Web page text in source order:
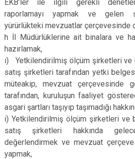
EKB’ler ile ilgili gerekli
raporlamayı yapmak ve gelen
yürürlükteki mevzuatlar çerçevesinde
h İl Müdürlüklerine ait binalara ve
hazırlamak,
ı) Yetkilendirilmiş ölçüm şirketleri ve
satış şirketleri tarafından yetki belgesi
müteakip, mevzuat çerçevesinde
tarafından, kuruluşun faaliyet
asgari şartları taşıyıp taşımadığı
i) Yetkilendirilmiş ölçüm şirketleri ve
satış şirketleri hakkında
değerlendirmek ve mevzuat
yapmak,